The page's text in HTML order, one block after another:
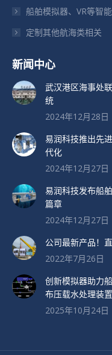
船舶模拟器、VR等智
定制其他航海类相关
新闻中心
武汉港区海事处
统
2024年12月28日
易润科技推出先
代化
2024年12月27日
易润科技发布船
篇章
2024年12月27日
公司最新产品！
2022年7月26日
创新模拟器助力
布压载水处理装
2025年10月24日